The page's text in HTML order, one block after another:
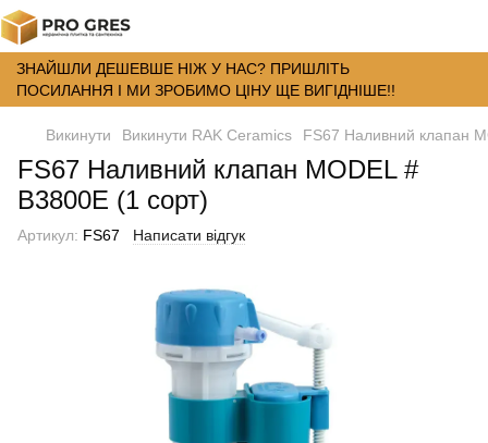
ЗНАЙШЛИ ДЕШЕВШЕ НІЖ У НАС? ПРИШЛІТЬ
ПОСИЛАННЯ І МИ ЗРОБИМО ЦІНУ ЩЕ ВИГІДНІШЕ!!
Викинути Викинути RAK Ceramics FS67 Наливний клапан
FS67 Наливний клапан MODEL #
B3800E (1 сорт)
Артикул: FS67 Написати відгук